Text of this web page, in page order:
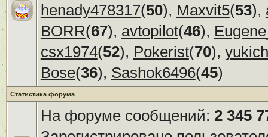
henady478317(50), Maxvit5(53),
BORR(67), avtopilot(46),
csx1974(52), Pokerist(70), yukich
Bose(36), Sashok6496(45)
Статистика форума
На форуме сообщений: 2 345